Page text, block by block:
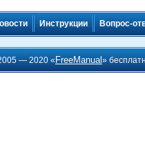
Инструкции Вопрос-
— 2020 « FreeManual»